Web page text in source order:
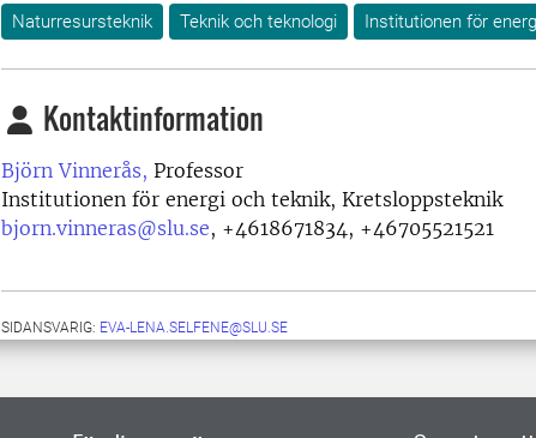
Naturresursteknik Teknik och teknologi Institutionen för
Kontaktinformation
Björn Vinnerås, Professor
Institutionen för energi och teknik, Kretsloppsteknik
bjorn.vinneras@slu.se, +4618671834, +46705521521
SIDANSVARIG: EVA-LENA.SELFENE@SLU.SE